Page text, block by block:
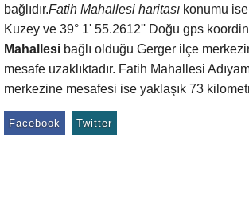
bağlıdır.Fatih Mahallesi haritası konumu
Kuzey ve 39° 1' 55.2612'' Doğu gps
Mahallesi bağlı olduğu Gerger ilçe
mesafe uzaklıktadır. Fatih Mahallesi
merkezine mesafesi ise yaklaşık 73
Facebook Twitter